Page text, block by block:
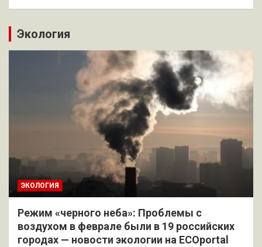
Экология
ЭКОЛОГИЯ
Режим «черного неба»: Проблемы с
воздухом в феврале были в 19 российских
городах — новости экологии на ECOportal